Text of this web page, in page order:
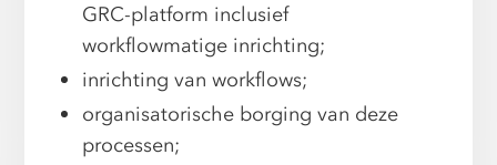
GRC-platform inclusief
workflowmatige inrichting;
inrichting van workflows;
organisatorische borging van deze
processen;